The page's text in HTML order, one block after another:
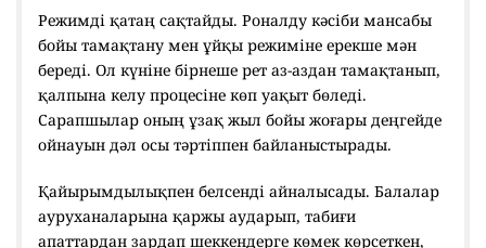
Режимді қатаң сақтайды. Роналду кәсіби мансабы
бойы тамақтану мен ұйқы режиміне ерекше мән
береді. Ол күніне бірнеше рет аз-аздан тамақтанып,
қалпына келу процесіне көп уақыт бөледі.
Сарапшылар оның ұзақ жыл бойы жоғары деңгейде
ойнауын дәл осы тәртіппен байланыстырады.
Қайырымдылықпен белсенді айналысады. Балалар
ауруханаларына қаржы аударып, табиғи
апаттардан зардап шеккендерге көмек көрсеткен,